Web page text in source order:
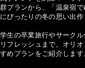
群プランから、「温泉宿
にぴったりの冬の思い出作
学生の卒業旅行やサーク
リフレッシュまで。オリ
すめプランをご紹介します